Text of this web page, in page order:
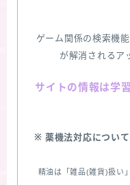
ゲーム関係の検索機
が解消されるア
サイトの情報は学
※ 薬機法対応につい
精油は「雑品(雑貨)扱い